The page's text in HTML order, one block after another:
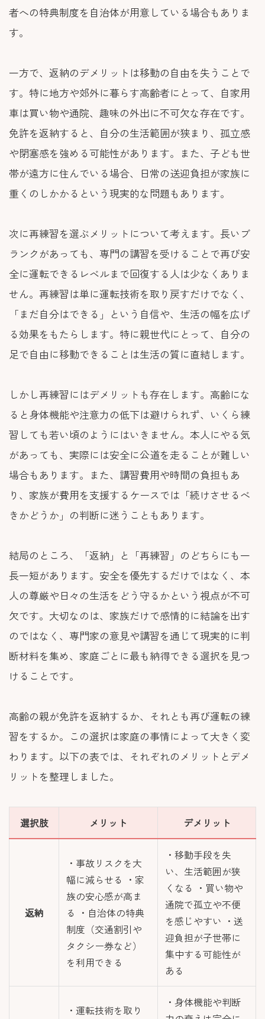
者への特典制度を自治体が用意している場合もありま
す。
一方で、返納のデメリットは移動の自由を失うことで
す。特に地方や郊外に暮らす高齢者にとって、自家用
車は買い物や通院、趣味の外出に不可欠な存在です。
免許を返納すると、自分の生活範囲が狭まり、孤立感
や閉塞感を強める可能性があります。また、子ども世
帯が遠方に住んでいる場合、日常の送迎負担が家族に
重くのしかかるという現実的な問題もあります。
次に再練習を選ぶメリットについて考えます。長いブ
ランクがあっても、専門の講習を受けることで再び安
全に運転できるレベルまで回復する人は少なくありま
せん。再練習は単に運転技術を取り戻すだけでなく、
「まだ自分はできる」という自信や、生活の幅を広げ
る効果をもたらします。特に親世代にとって、自分の
足で自由に移動できることは生活の質に直結します。
しかし再練習にはデメリットも存在します。高齢にな
ると身体機能や注意力の低下は避けられず、いくら練
習しても若い頃のようにはいきません。本人にやる気
があっても、実際には安全に公道を走ることが難しい
場合もあります。また、講習費用や時間の負担もあ
り、家族が費用を支援するケースでは「続けさせるべ
きかどうか」の判断に迷うこともあります。
結局のところ、「返納」と「再練習」のどちらにも一
長一短があります。安全を優先するだけではなく、本
人の尊厳や日々の生活をどう守るかという視点が不可
欠です。大切なのは、家族だけで感情的に結論を出す
のではなく、専門家の意見や講習を通じて現実的に判
断材料を集め、家庭ごとに最も納得できる選択を見つ
けることです。
高齢の親が免許を返納するか、それとも再び運転の練
習をするか。この選択は家庭の事情によって大きく変
わります。以下の表では、それぞれのメリットとデメ
リットを整理しました。
選択肢 メリット デメリット
返納
・事故リスクを大
幅に減らせる ・家
族の安心感が高ま
る ・自治体の特典
制度（交通割引や
タクシー券など）
を利用できる
・移動手段を失
い、生活範囲が狭
くなる ・買い物や
通院で孤立や不便
を感じやすい ・送
迎負担が子世帯に
集中する可能性が
ある
・運転技術を取り
・身体機能や判断